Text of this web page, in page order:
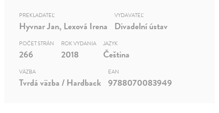
PREKLADATEĽ
Hyvnar Jan, Lexová Irena
VYDAVATEĽ
Divadelní ústav
POČET STRÁN
266
ROK VYDANIA
2018
JAZYK
Čeština
VÄZBA
Tvrdá väzba / Hardback
EAN
9788070083949